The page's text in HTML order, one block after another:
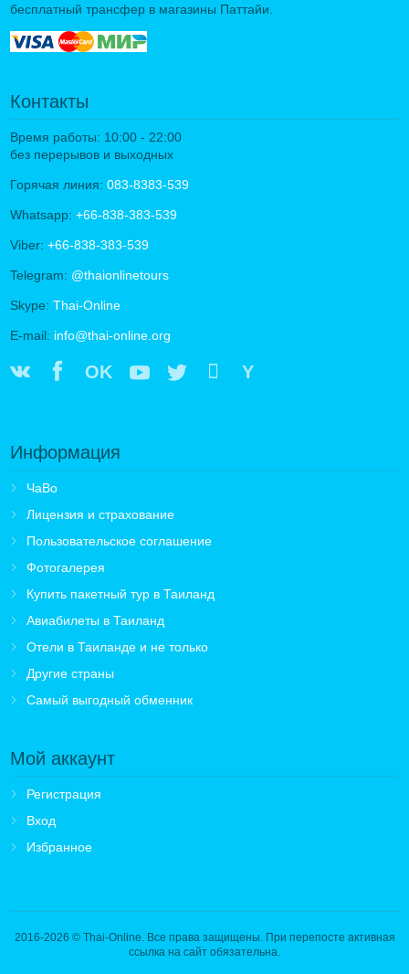
бесплатный трансфер в магазины Паттайи.
Контакты
Время работы: 10:00 - 22:00
без перерывов и выходных
Горячая линия: 083-8383-539
Whatsapp: +66-838-383-539
Viber: +66-838-383-539
Telegram: @thaionlinetours
Skype: Thai-Online
E-mail: info@thai-online.org
OK Y
Информация
ЧаВо
Лицензия и страхование
Пользовательское соглашение
Фотогалерея
Купить пакетный тур в Таиланд
Авиабилеты в Таиланд
Отели в Таиланде и не только
Другие страны
Самый выгодный обменник
Мой аккаунт
Регистрация
Вход
Избранное
2016-2026 © Thai-Online. Все права защищены. При перепосте активная
ссылка на сайт обязательна.